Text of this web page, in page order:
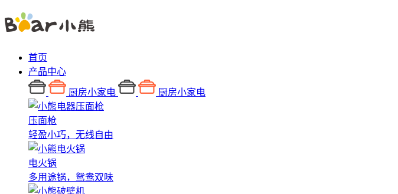
首页
产品中心
厨房小家电 厨房小家电
压面枪
轻盈小巧，无线自由
电火锅
多用途锅，鸳鸯双味